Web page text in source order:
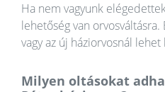
Ha nem vagyunk
lehetőség van
vagy az új háziorvosnál
Milyen oltásokat